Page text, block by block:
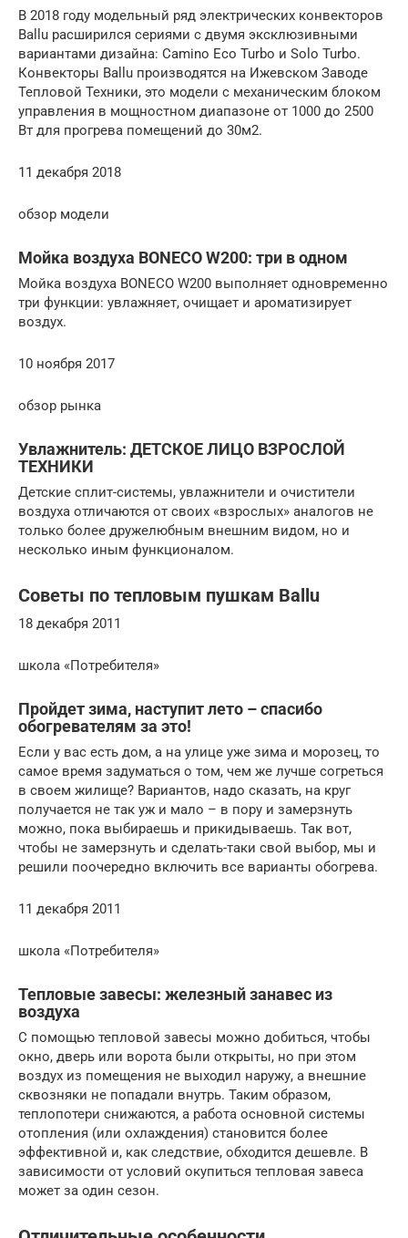
В 2018 году модельный ряд электрических конвекторов
Ballu расширился сериями с двумя эксклюзивными
вариантами дизайна: Camino Eco Turbo и Solo Turbo.
Конвекторы Ballu производятся на Ижевском Заводе
Тепловой Техники, это модели с механическим блоком
управления в мощностном диапазоне от 1000 до 2500
Вт для прогрева помещений до 30м2.
11 декабря 2018
обзор модели
Мойка воздуха BONECO W200: три в одном
Мойка воздуха BONECO W200 выполняет одновременно
три функции: увлажняет, очищает и ароматизирует
воздух.
10 ноября 2017
обзор рынка
Увлажнитель: ДЕТСКОЕ ЛИЦО ВЗРОСЛОЙ
ТЕХНИКИ
Детские сплит-системы, увлажнители и очистители
воздуха отличаются от своих «взрослых» аналогов не
только более дружелюбным внешним видом, но и
несколько иным функционалом.
Советы по тепловым пушкам Ballu
18 декабря 2011
школа «Потребителя»
Пройдет зима, наступит лето – спасибо
обогревателям за это!
Если у вас есть дом, а на улице уже зима и морозец, то
самое время задуматься о том, чем же лучше согреться
в своем жилище? Вариантов, надо сказать, на круг
получается не так уж и мало – в пору и замерзнуть
можно, пока выбираешь и прикидываешь. Так вот,
чтобы не замерзнуть и сделать-таки свой выбор, мы и
решили поочередно включить все варианты обогрева.
11 декабря 2011
школа «Потребителя»
Тепловые завесы: железный занавес из
воздуха
С помощью тепловой завесы можно добиться, чтобы
окно, дверь или ворота были открыты, но при этом
воздух из помещения не выходил наружу, а внешние
сквозняки не попадали внутрь. Таким образом,
теплопотери снижаются, а работа основной системы
отопления (или охлаждения) становится более
эффективной и, как следствие, обходится дешевле. В
зависимости от условий окупиться тепловая завеса
может за один сезон.